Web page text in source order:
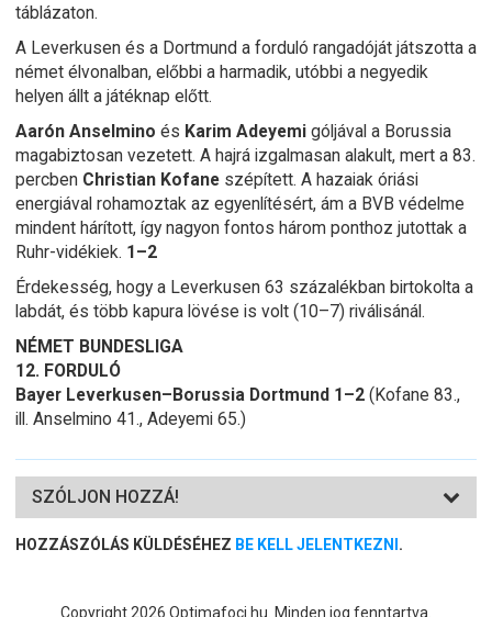
táblázaton.
A Leverkusen és a Dortmund a forduló rangadóját játszotta a
német élvonalban, előbbi a harmadik, utóbbi a negyedik
helyen állt a játéknap előtt.
Aarón Anselmino és Karim Adeyemi góljával a Borussia
magabiztosan vezetett. A hajrá izgalmasan alakult, mert a 83.
percben Christian Kofane szépített. A hazaiak óriási
energiával rohamoztak az egyenlítésért, ám a BVB védelme
mindent hárított, így nagyon fontos három ponthoz jutottak a
Ruhr-vidékiek. 1–2
Érdekesség, hogy a Leverkusen 63 százalékban birtokolta a
labdát, és több kapura lövése is volt (10–7) riválisánál.
NÉMET BUNDESLIGA
12. FORDULÓ
Bayer Leverkusen–Borussia Dortmund 1–2 (Kofane 83.,
ill. Anselmino 41., Adeyemi 65.)
SZÓLJON HOZZÁ!
HOZZÁSZÓLÁS KÜLDÉSÉHEZ BE KELL JELENTKEZNI .
Copyright 2026 Optimafoci.hu. Minden jog fenntartva.